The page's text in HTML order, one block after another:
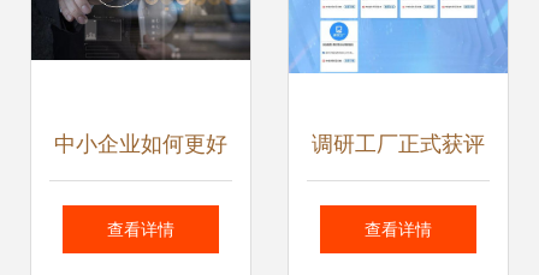
中小企业如何更好
地做好品牌推广 北
查看详情
调研工厂正式获评
2020年北京市“专
查看详情